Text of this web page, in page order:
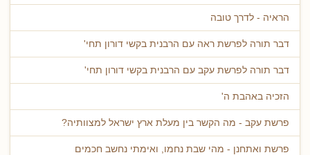
הראיה - לדרך טובה
דבר תורה לפרשת ראה עם הרבנית בקשי דורון תחי'
דבר תורה לפרשת עקב עם הרבנית בקשי דורון תחי'
הזכיה באהבת ה'
פרשת עקב - מה הקשר בין מעלת ארץ ישראל למצוותיה?
פרשת ואתחנן - מהי שבת נחמו, ואימתי נחשב חכמים